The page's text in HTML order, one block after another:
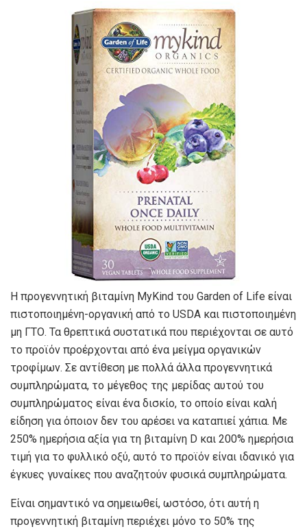
Η προγεννητική βιταμίνη MyKind του Garden of Life είναι
πιστοποιημένη-οργανική από το USDA και πιστοποιημένη
μη ΓΤΟ. Τα θρεπτικά συστατικά που περιέχονται σε αυτό
το προϊόν προέρχονται από ένα μείγμα οργανικών
τροφίμων. Σε αντίθεση με πολλά άλλα προγεννητικά
συμπληρώματα, το μέγεθος της μερίδας αυτού του
συμπληρώματος είναι ένα δισκίο, το οποίο είναι καλή
είδηση ​​για όποιον δεν του αρέσει να καταπιεί χάπια. Με
250% ημερήσια αξία για τη βιταμίνη D και 200% ημερήσια
τιμή για το φυλλικό οξύ, αυτό το προϊόν είναι ιδανικό για
έγκυες γυναίκες που αναζητούν φυσικά συμπληρώματα.
Είναι σημαντικό να σημειωθεί, ωστόσο, ότι αυτή η
προγεννητική βιταμίνη περιέχει μόνο το 50% της